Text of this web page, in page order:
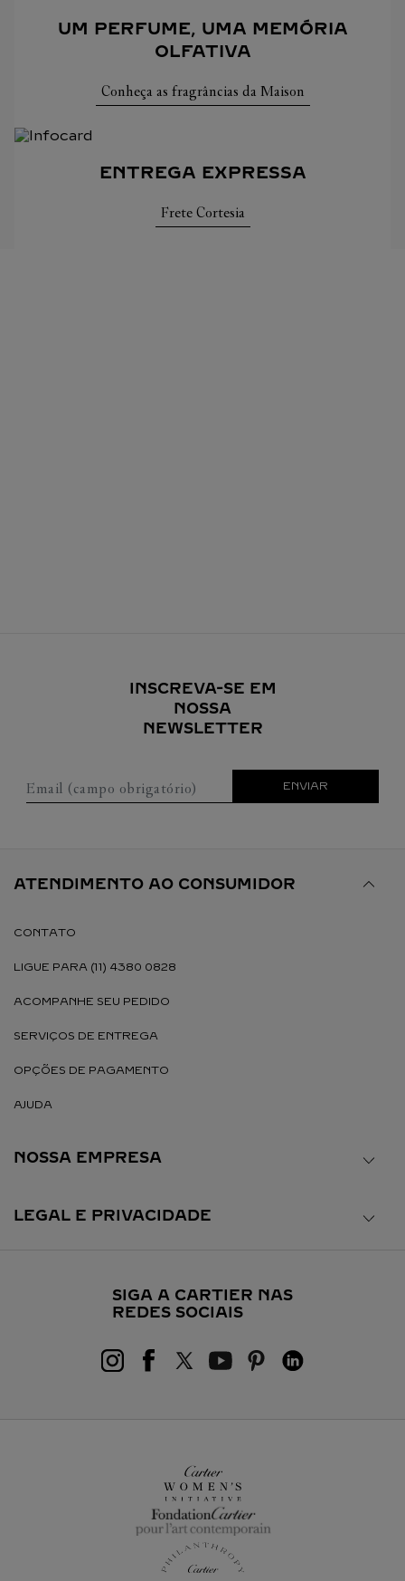
UM PERFUME, UMA MEMÓRIA
OLFATIVA
Conheça as fragrâncias da Maison
ENTREGA EXPRESSA
Frete Cortesia
INSCREVA-SE EM
NOSSA
NEWSLETTER
Email (campo obrigatório) ENVIAR
ATENDIMENTO AO CONSUMIDOR
CONTATO
LIGUE PARA (11) 4380 0828
ACOMPANHE SEU PEDIDO
SERVIÇOS DE ENTREGA
OPÇÕES DE PAGAMENTO
AJUDA
NOSSA EMPRESA
LEGAL E PRIVACIDADE
SIGA A CARTIER NAS
REDES SOCIAIS